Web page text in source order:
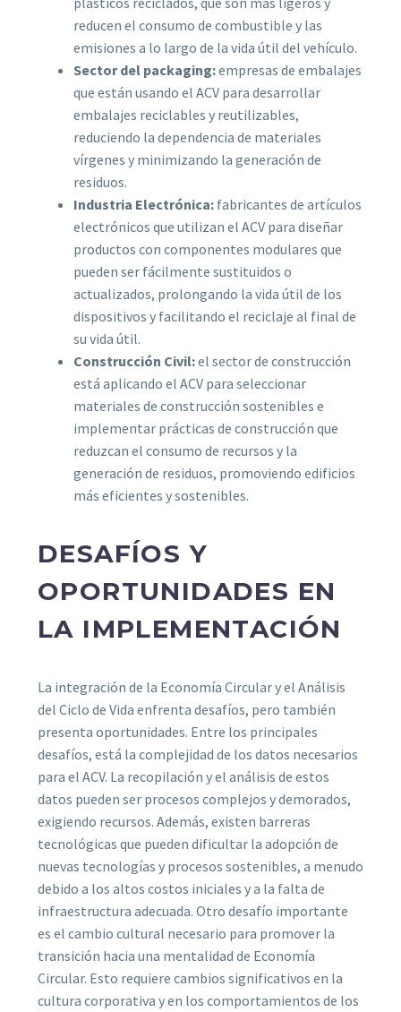
reducen el consumo de combustible y las
emisiones a lo largo de la vida útil del vehículo.
Sector del packaging:empresas de embalajes
que están usando el ACV para desarrollar
embalajes reciclables y reutilizables,
reduciendo la dependencia de materiales
vírgenes y minimizando la generación de
residuos.
Industria Electrónica: fabricantes de artículos
electrónicos que utilizan el ACV para diseñar
productos con componentes modulares que
pueden ser fácilmente sustituidos o
actualizados, prolongando la vida útil de los
dispositivos y facilitando el reciclaje al final de
su vida útil.
Construcción Civil:el sector de construcción
está aplicando el ACV para seleccionar
materiales de construcción sostenibles e
implementar prácticas de construcción que
reduzcan el consumo de recursos y la
generación de residuos, promoviendo edificios
más eficientes y sostenibles.
DESAFÍOS Y
OPORTUNIDADES EN
LA IMPLEMENTACIÓN
La integración de la Economía Circular y el Análisis
del Ciclo de Vida enfrenta desafíos, pero también
presenta oportunidades. Entre los principales
desafíos, está la complejidad de los datos necesarios
para el ACV. La recopilación y el análisis de estos
datos pueden ser procesos complejos y demorados,
exigiendo recursos. Además, existen barreras
tecnológicas que pueden dificultar la adopción de
nuevas tecnologías y procesos sostenibles, a menudo
debido a los altos costos iniciales y a la falta de
infraestructura adecuada. Otro desafío importante
es el cambio cultural necesario para promover la
transición hacia una mentalidad de Economía
Circular. Esto requiere cambios significativos en la
cultura corporativa y en los comportamientos de los